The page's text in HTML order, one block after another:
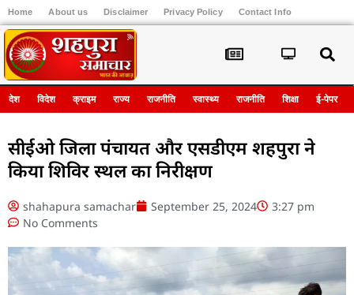
Home About us Disclaimer Privacy Policy Contact Info
देश विदेश क्राइम राज्य राजनीति स्वास्थ्य राजनीति शिक्षा ई-पेपर
सीईओ जिला पंचायत और एसडीएम शहपुरा ने
किया शिविर स्थल का निरीक्षण
shahapura samachar September 25, 2024
3:27 pm
No Comments